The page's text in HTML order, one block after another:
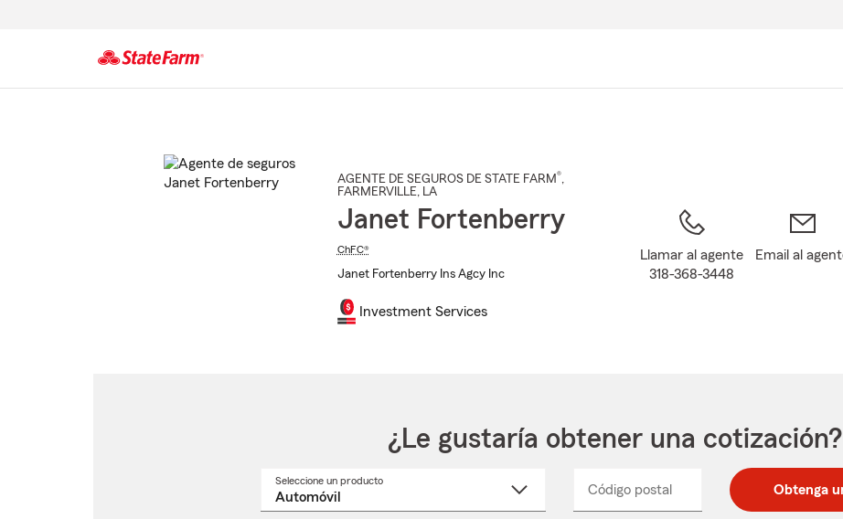
AGENTE DE SEGUROS DE STATE FARM®,
FARMERVILLE, LA
Janet Fortenberry
ChFC®
Janet Fortenberry Ins Agcy Inc
Investment Services
Llamar al agente
318-368-3448
Email al
¿Le gustaría obtener una cotización?
Seleccione un productoSeleccione
Código postal
_____ Obtenga